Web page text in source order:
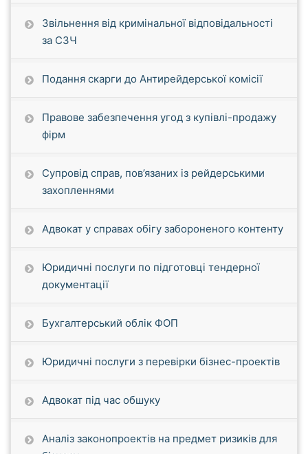
Звільнення від кримінальної відповідальності
за СЗЧ
Подання скарги до Антирейдерської комісії
Правове забезпечення угод з купівлі-продажу
фірм
Супровід справ, пов’язаних із рейдерськими
захопленнями
Адвокат у справах обігу забороненого контенту
Юридичні послуги по підготовці тендерної
документації
Бухгалтерський облік ФОП
Юридичні послуги з перевірки бізнес-проектів
Адвокат під час обшуку
Аналіз законопроектів на предмет ризиків для